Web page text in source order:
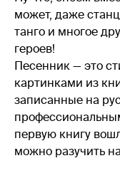
может, даже
танго и многое
героев!
Песенник — это
картинками из
записанные на
первую книгу
можно разучить